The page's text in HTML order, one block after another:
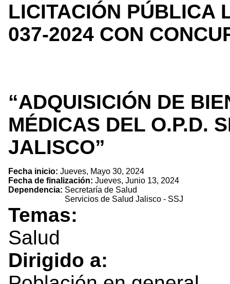
LICITACIÓN PÚBLICA
037-2024 CON
“ADQUISICIÓN DE
MÉDICAS DEL O.P.D.
JALISCO”
Fecha inicio: Jueves, Mayo 30, 2024
Fecha de finalización: Jueves, Junio 13, 2024
Dependencia: Secretaría de Salud
Servicios de Salud Jalisco - SSJ
Temas:
Salud
Dirigido a: